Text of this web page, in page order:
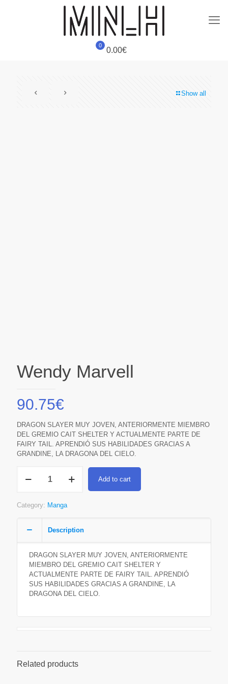
0
0.00€
Show all
Wendy Marvell
90.75€
DRAGON SLAYER MUY JOVEN, ANTERIORMENTE MIEMBRO
DEL GREMIO CAIT SHELTER Y ACTUALMENTE PARTE DE
FAIRY TAIL. APRENDIÓ SUS HABILIDADES GRACIAS A
GRANDINE, LA DRAGONA DEL CIELO.
Marvell
Add to cart
Category: Manga
Description
DRAGON SLAYER MUY JOVEN, ANTERIORMENTE
MIEMBRO DEL GREMIO CAIT SHELTER Y
ACTUALMENTE PARTE DE FAIRY TAIL. APRENDIÓ
SUS HABILIDADES GRACIAS A GRANDINE, LA
DRAGONA DEL CIELO.
Related products